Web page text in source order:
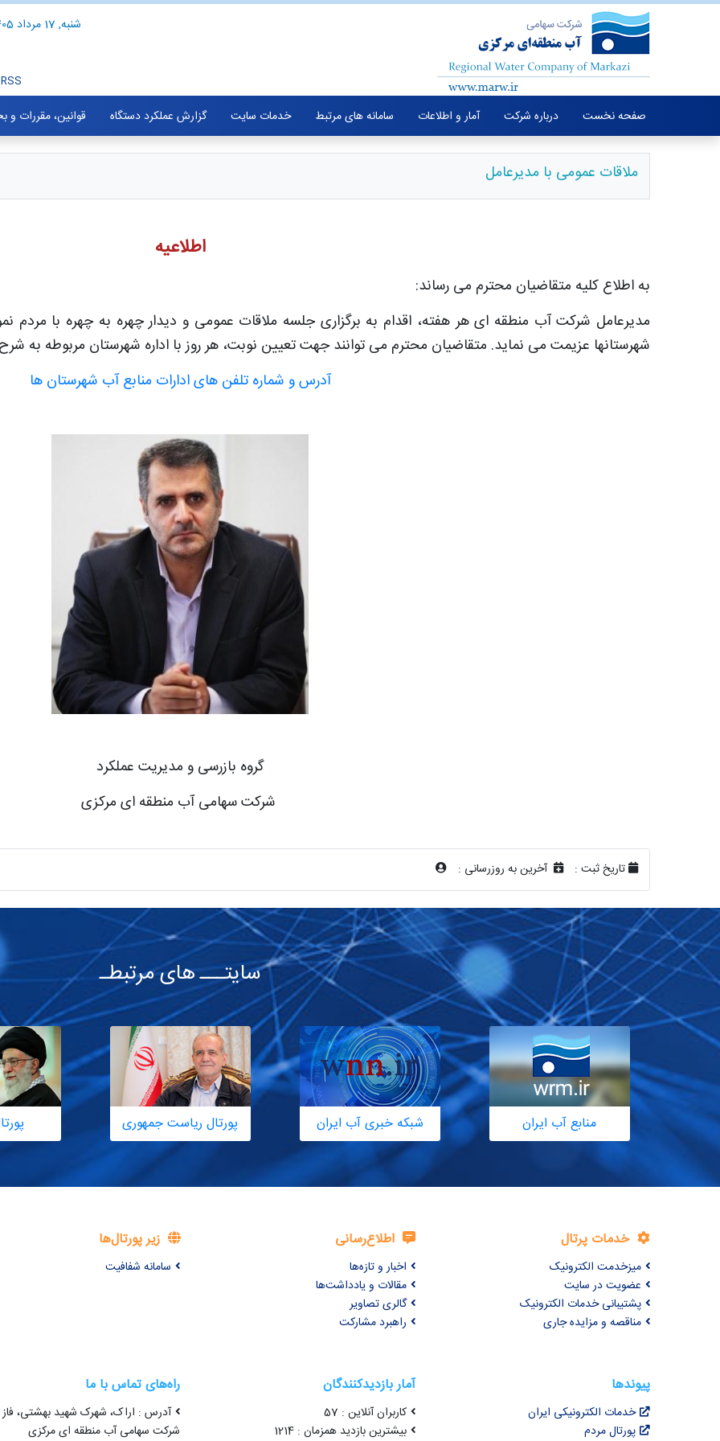
شنبه, 17 مرداد 1405
RSS
صفحه نخست درباره شرکت آمار و اطلاعات سامانه های مرتبط خدمات سایت گزارش عملکرد دستگاه قوانین، مقررات و
ملاقات عمومی با مدیرعامل
اطلاعیه
به اطلاع کلیه متقاضیان محترم می رساند:
مدیرعامل شرکت آب منطقه ای هر هفته، اقدام به برگزاری جلسه ملاقات عمومی و دیدار چهره به چهره با مردم
شهرستانها عزیمت می نماید. متقاضیان محترم می توانند جهت تعیین نوبت، هر روز با اداره شهرستان مربوطه به
آدرس و شماره تلفن های ادارات منابع آب شهرستان ها
گروه بازرسی و مدیریت عملکرد
شرکت سهامی آب منطقه ای مرکزی
تاریخ ثبت : آخرین به روزرسانی :
سایتـــ های مرتبطـ
منابع آب ایران شبکه خبری آب ایران پورتال ریاست جمهوری
خدمات پرتال
میزخدمت الکترونیک
عضویت در سایت
پشتیبانی خدمات الکترونیک
مناقصه و مزایده جاری
اطلاع‌رسانی
اخبار و تازه‌ها
مقالات و یادداشت‌ها
گالری تصاویر
راهبرد مشارکت
زیر پورتال‌ها
سامانه شفافیت
پیوندها
خدمات الکترونیکی ایران
پورتال مردم
آمار بازدیدکنندگان
کاربران آنلاین : 57
بیشترین بازدید همزمان : 1214
راه‌های تماس با ما
آدرس : اراک، شهرک شهید بهشتی،
شرکت سهامی آب منطقه ای مرکزی